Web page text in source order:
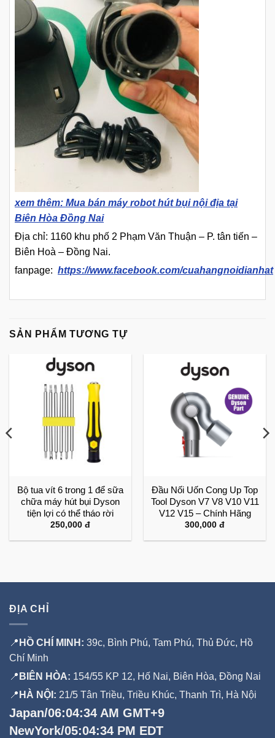
xem thêm: Mua bán máy robot hút bụi nội địa tại
Biên Hòa Đồng Nai
Địa chỉ: 1160 khu phố 2 Phạm Văn Thuận – P. tân tiến –
Biên Hoà – Đồng Nai.
fanpage: https://www.facebook.com/cuahangnoidianhat
SẢN PHẨM TƯƠNG TỰ
Bộ tua vít 6 trong 1 để sữa
chữa máy hút bụi Dyson
tiện lợi có thể tháo rời
250,000 đ
Đầu Nối Uốn Cong Up Top
Tool Dyson V7 V8 V10 V11
V12 V15 – Chính Hãng
300,000 đ
ĐỊA CHỈ
📍 HỒ CHÍ MINH: 39c, Bình Phú, Tam Phú, Thủ Đức, Hồ
Chí Minh
📍 BIÊN HÒA: 154/55 KP 12, Hố Nai, Biên Hòa, Đồng Nai
📍 HÀ NỘI: 21/5 Tân Triều, Triều Khúc, Thanh Trì, Hà Nội
Japan/06:04:34 AM GMT+9
NewYork/05:04:34 PM EDT